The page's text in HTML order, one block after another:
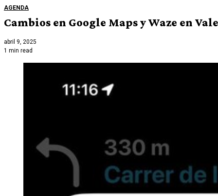
AGENDA
Cambios en Google Maps y Waze en
abril 9, 2025
1 min read